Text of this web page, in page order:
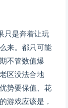
只是奔着让玩
来。都只可能
不管数值爆
区没法合地
势要保值、花
游戏应该是，